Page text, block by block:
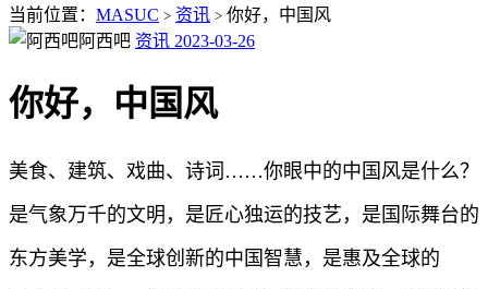
当前位置： MASUC > 资讯 > 你好，中国风
阿西吧 资讯 2023-03-26
你好，中国风
美食、建筑、戏曲、诗词……你眼中的中国风是什么？
是气象万千的文明，是匠心独运的技艺，是国际舞台的
东方美学，是全球创新的中国智慧，是惠及全球的